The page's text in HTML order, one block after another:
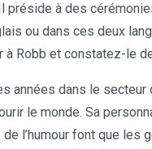
préside à des
ou dans ces deux
à Robb et constatez-le
années dans le secteur
le monde. Sa
l’humour font que les